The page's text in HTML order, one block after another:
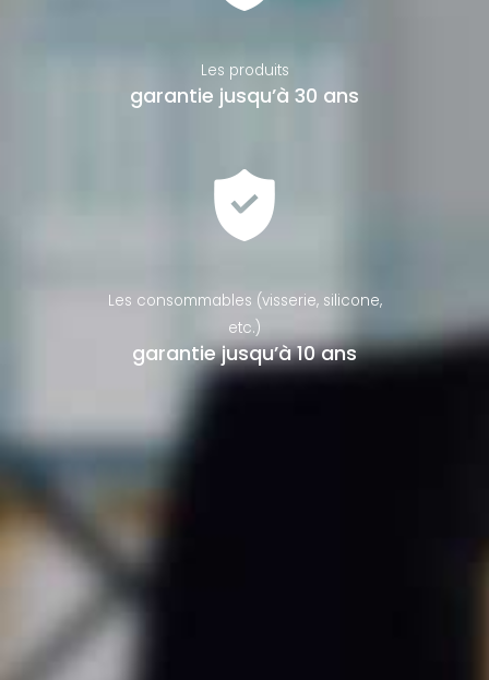
Les produits
garantie jusqu’à 30 ans
Les consommables (visserie, silicone,
etc.)
garantie jusqu’à 10 ans